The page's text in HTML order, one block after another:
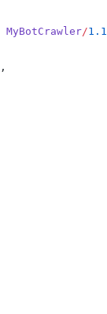
MyBotCrawler/1.1
,